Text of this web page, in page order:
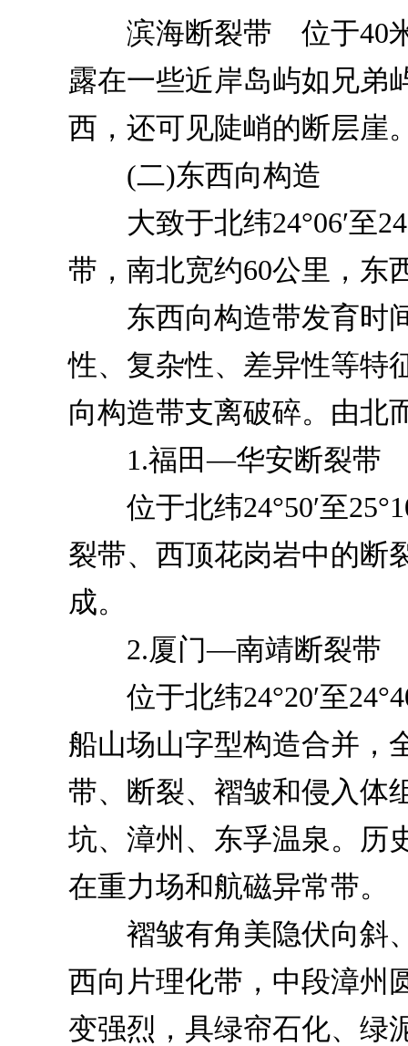
滨海断裂带 位于40米
露在一些近岸岛屿如兄弟
西，还可见陡峭的断层崖
(二)东西向构造
大致于北纬24°06′至
带，南北宽约60公里，东
东西向构造带发育时间
性、复杂性、差异性等特
向构造带支离破碎。由北
1.福田—华安断裂带
位于北纬24°50′至
裂带、西顶花岗岩中的断
成。
2.厦门—南靖断裂带
位于北纬24°20′至
船山场山字型构造合并，
带、断裂、褶皱和侵入体
坑、漳州、东孚温泉。历
在重力场和航磁异常带。
褶皱有角美隐伏向斜、
西向片理化带，中段漳州
变强烈，具绿帘石化、绿